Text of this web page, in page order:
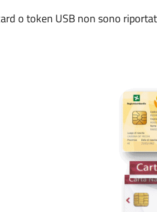
o token USB non sono